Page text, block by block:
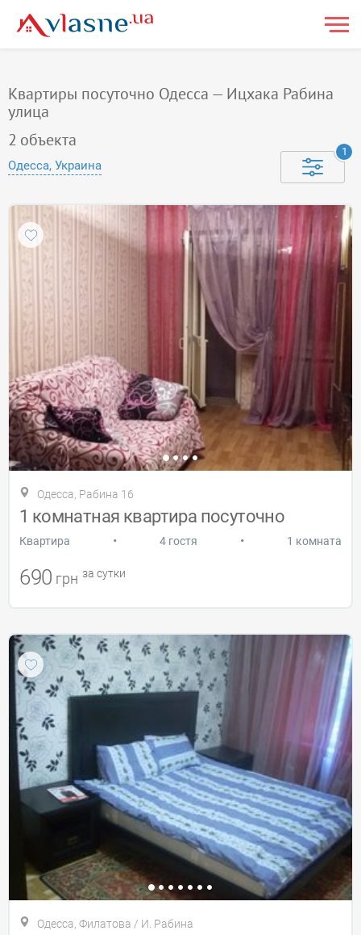
Квартиры посуточно Одесса — Ицхака Рабина
улица
2 объекта
Одесса, Украина
1
Одесса, Рабина 16
1 комнатная квартира посуточно
Квартира • 4 гостя • 1 комната
690 грн за сутки
Одесса, Филатова / И. Рабина